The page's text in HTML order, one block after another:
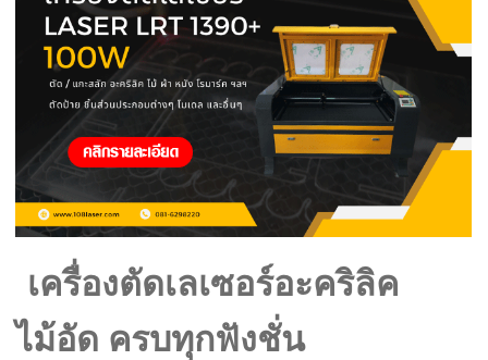
เครื่องตัดเลเซอร์อะคริลิค
ไม้อัด ครบทุกฟังชั่น